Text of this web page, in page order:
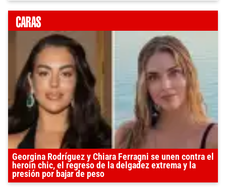
Georgina Rodríguez y Chiara Ferragni se unen contra el
heroin chic, el regreso de la delgadez extrema y la
presión por bajar de peso